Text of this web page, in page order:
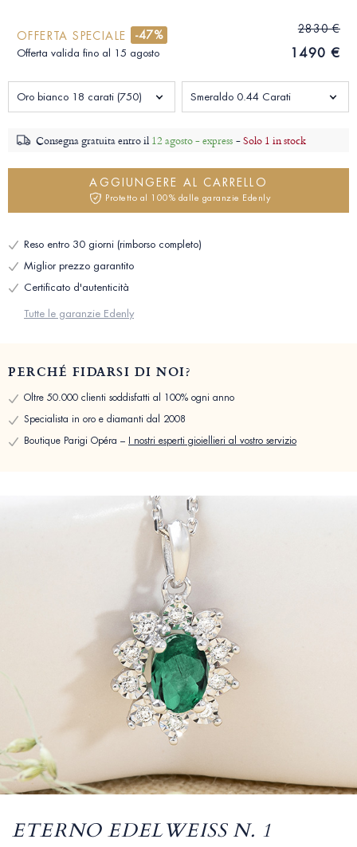
OFFERTA SPECIALE -47%
Offerta valida fino al 15 agosto
2830 €
1490 €
Oro bianco 18 carati (750) Smeraldo 0.44 Carati
Consegna gratuita entro il 12 agosto - express -Solo 1 in stock
AGGIUNGERE AL CARRELLO
Protetto al 100% dalle garanzie Edenly
Reso entro 30 giorni (rimborso completo)
Miglior prezzo garantito
Certificato d'autenticità
Tutte le garanzie Edenly
PERCHÉ FIDARSI DI NOI?
Oltre 50.000 clienti soddisfatti al 100% ogni anno
Specialista in oro e diamanti dal 2008
Boutique Parigi Opéra – I nostri esperti gioiellieri al vostro servizio
ETERNO EDELWEISS N. 1